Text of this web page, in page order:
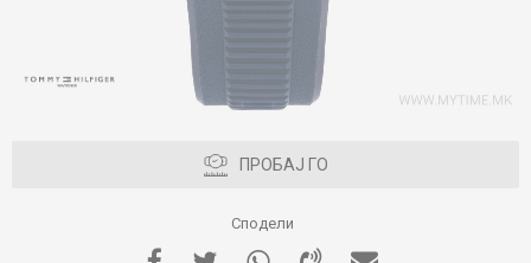
ПРОБАЈ ГО
Сподели